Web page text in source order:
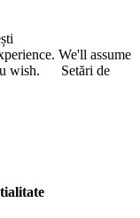
We'll assume
wish.
Setări de